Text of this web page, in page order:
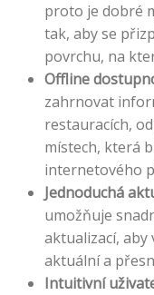
proto je dobré
tak, aby se
povrchu, na
Offline
zahrnovat
restauracích,
místech, která
internetového
Jednoduchá
umožňuje
aktualizací, aby
aktuální a
Intuitivní